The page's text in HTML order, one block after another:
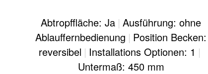
Abtropffläche: Ja | Ausführung: ohne
Ablauffernbedienung | Position Becken:
reversibel | Installations Optionen: 1 |
Untermaß: 450 mm